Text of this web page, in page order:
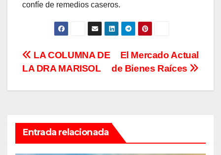
confíe de remedios caseros.
Navegación
El Mercado Actual
de Bienes Raíces
LA COLUMNA DE
LA DRA MARISOL
Entrada relacionada